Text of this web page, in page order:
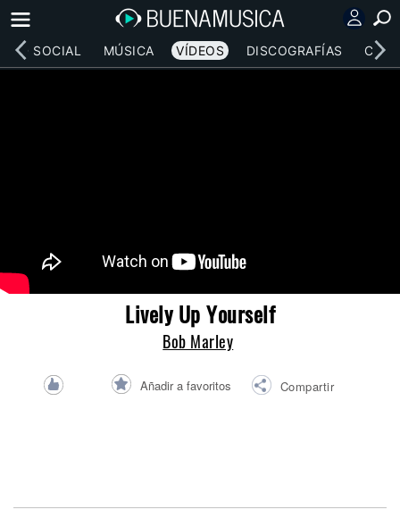
RED SOCIAL MÚSICA VÍDEOS DISCOGRAFÍAS
Lively Up Yourself
Bob Marley
Añadir a favoritos Compartir